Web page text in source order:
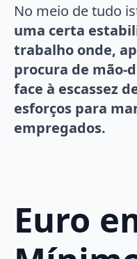
No meio de tudo
uma certa
trabalho onde,
procura de mão-
face à escassez
esforços para
empregados.
Euro